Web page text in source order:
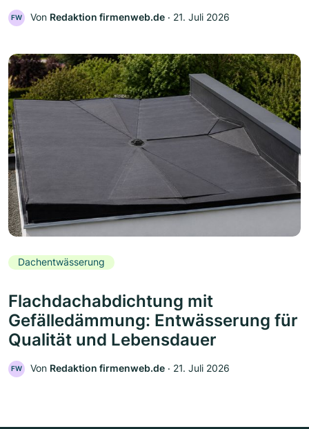
FW Von Redaktion firmenweb.de ‧ 21. Juli 2026
Dachentwässerung
Flachdachabdichtung mit
Gefälledämmung: Entwässerung für
Qualität und Lebensdauer
FW Von Redaktion firmenweb.de ‧ 21. Juli 2026